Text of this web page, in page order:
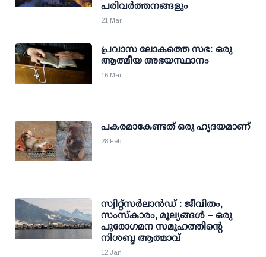
പരിവർത്തനങ്ങളും
21 Mar
പ്രവാസ ലോകത്തെ സഭ: ഒരു
ആത്മീയ അഭയസ്ഥാനം
16 Mar
പകരമാകേണ്ടത് ഒരു ഹൃദയമാണ്
28 Feb
സ്വിറ്റ്‌സർലാൻഡ് : ജീവിതം,
സംസ്കാരം, മൂല്യങ്ങൾ – ഒരു
പുരോഗമന സമൂഹത്തിന്റെ
നിശബ്ദ ആത്മാവ്
12 Jan